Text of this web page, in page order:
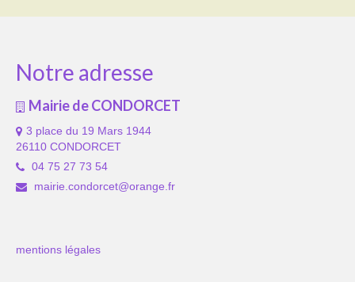
Notre adresse
Mairie de CONDORCET
3 place du 19 Mars 1944
26110 CONDORCET
04 75 27 73 54
mairie.condorcet@orange.fr
mentions légales